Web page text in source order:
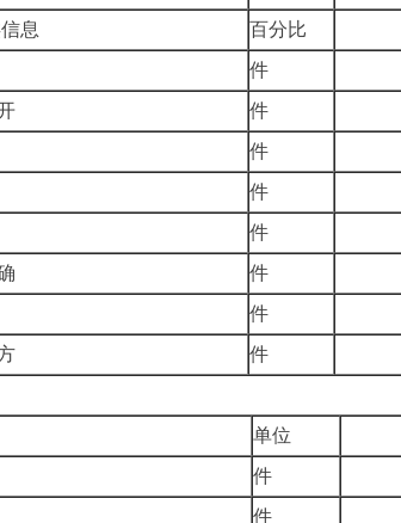
息 百分比
件
件
件
件
件
件
件
件
单位
件
件